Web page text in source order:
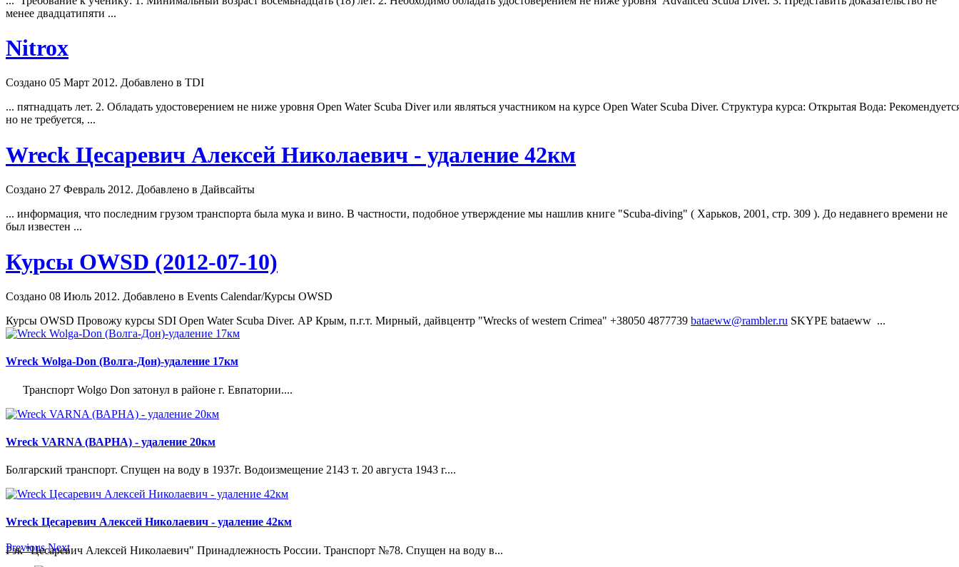
менее двадцатипяти ...
Nitrox
Создано 05 Март 2012. Добавлено в TDI
... пятнадцать лет. 2. Обладать удостоверением не ниже уровня Open Water Scuba Diver или являться участником на курсе Open Water Scuba Diver. Структура курса: Открытая Вода:
но не требуется, ...
Wreck Цесаревич Алексей Николаевич - удаление 42км
Создано 27 Февраль 2012. Добавлено в Дайвсайты
... информация, что последним грузом транспорта была мука и вино. В частности, подобное утверждение мы нашлив книге "Scuba-diving" ( Харьков, 2001, стр. 309 ). До недавнего времени не
был известен ...
Курсы OWSD (2012-07-10)
Создано 08 Июль 2012. Добавлено в Events Calendar/Курсы OWSD
Курсы OWSD Провожу курсы SDI Open Water Scuba Diver. АР Крым, п.г.т. Мирный, дайвцентр "Wrecks of western Crimea" +38050 4877739 bataeww@rambler.ru SKYPE bataeww ...
Wreck Wolga-Don (Волга-Дон)-удаление 17км
Транспорт Wolgo Don затонул в районе г. Евпатории....
Wreck VARNA (ВАРНА) - удаление 20км
Болгарский транспорт. Спущен на воду в 1937г. Водоизмещение 2143 т. 20 августа 1943 г....
Wreck Цесаревич Алексей Николаевич - удаление 42км
Рэк "Цесаревич Алексей Николаевич" Принадлежность России. Транспорт №78. Спущен на воду в...
Previous Next